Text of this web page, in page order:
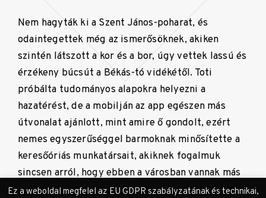
Nem hagyták ki a Szent János-poharat, és
odaintegettek még az ismerősöknek, akiken
szintén látszott a kor és a bor, úgy vettek lassú és
érzékeny búcsút a Békás-tó vidékétől. Toti
próbálta tudományos alapokra helyezni a
hazatérést, de a mobilján az app egészen más
útvonalat ajánlott, mint amire ő gondolt, ezért
nemes egyszerűséggel barmoknak minősítette a
keresőóriás munkatársait, akiknek fogalmuk
sincsen arról, hogy ebben a városban vannak más
utak is, mint amiket azok mutogatnak a
Ez a weboldal megfelel az EU GDPR szabályzatának és technikai,